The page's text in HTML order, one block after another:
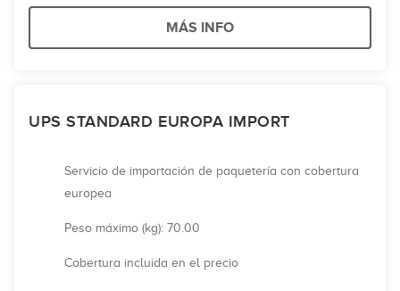
MÁS INFO
UPS STANDARD EUROPA IMPORT
Servicio de importación de paquetería con cobertura
europea
Peso máximo (kg): 70.00
Cobertura incluida en el precio